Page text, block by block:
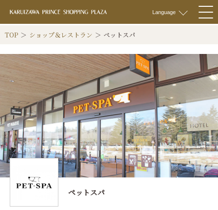
軽井沢 プリンス
Language
TOP ショップ＆レストラン ペットスパ
ペットスパ